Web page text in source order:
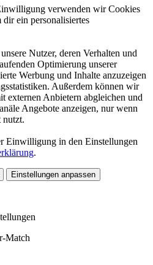
verwenden wir Cookies
ein personalisiertes
Nutzer, deren Verhalten und
Optimierung unserer
Werbung und Inhalte anzuzeigen
Außerdem können wir
externen Anbietern abgleichen und
Angebote anzeigen, nur wenn
nutzt.
Einwilligung in den Einstellungen
.
Einstellungen anpassen
Match